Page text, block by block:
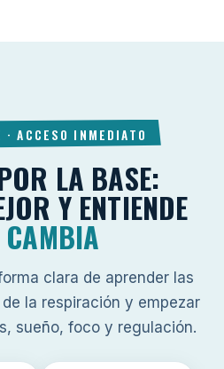
· ACCESO INMEDIATO
LA BASE:
Y ENTIENDE
CAMBIA
clara de aprender las
la respiración y empezar
sueño, foco y regulación.